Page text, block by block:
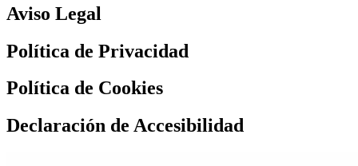
Aviso Legal
Política de Privacidad
Política de Cookies
Declaración de Accesibilidad